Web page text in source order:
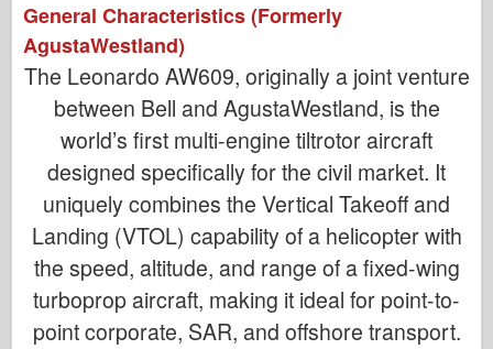
General Characteristics (Formerly
AgustaWestland)
The Leonardo AW609, originally a joint venture
between Bell and AgustaWestland, is the
world’s first multi-engine tiltrotor aircraft
designed specifically for the civil market. It
uniquely combines the Vertical Takeoff and
Landing (VTOL) capability of a helicopter with
the speed, altitude, and range of a fixed-wing
turboprop aircraft, making it ideal for point-to-
point corporate, SAR, and offshore transport.